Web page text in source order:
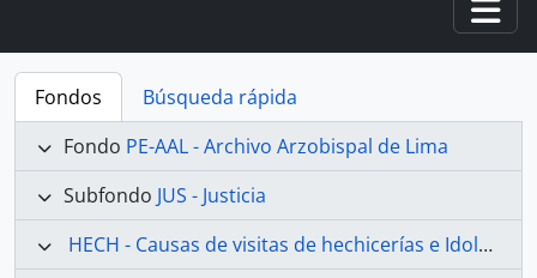
Fondos
Búsqueda rápida
Fondo PE-AAL - Archivo Arzobispal de Lima
Subfondo JUS - Justicia
HECH - Causas de visitas de hechicerías e Idolatrías